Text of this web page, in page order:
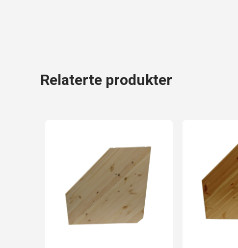
Relaterte produkter